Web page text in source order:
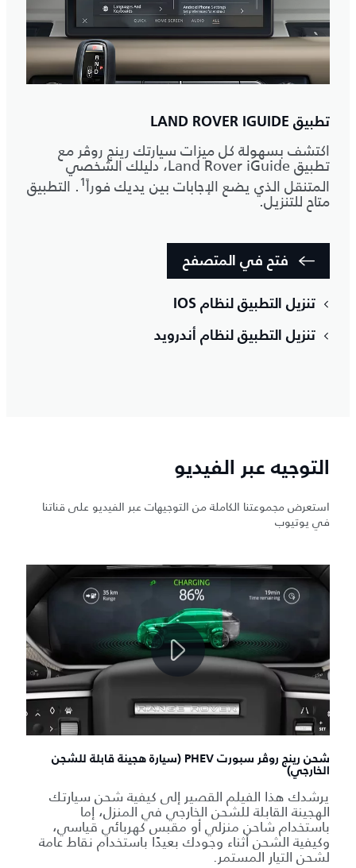
تطبيق LAND ROVER IGUIDE
اكتشف بسهولة كل ميزات سيارتك رينج روڤر مع
تطبيق Land Rover iGuide، دليلك الشخصي
المتنقل الذي يضع الإجابات بين يديك فوراً1. التطبيق
متاح للتنزيل.
فتح في المتصفح
تنزيل التطبيق لنظام IOS
تنزيل التطبيق لنظام أندرويد
التوجيه عبر الفيديو
استعرض مجموعتنا الكاملة من التوجيهات عبر الفيديو على قناتنا
في يوتيوب
شحن رينج روڤر سبورت PHEV (سيارة هجينة قابلة للشجن
الخارجي)
يرشدك هذا الفيلم القصير إلى كيفية شحن سيارتك
الهجينة القابلة للشحن الخارجي في المنزل، إما
باستخدام شاحن منزلي أو مقبس كهربائي قياسي،
وكيفية الشحن أثناء وجودك بعيدًا باستخدام نقاط عامة
لشحن التيار المستمر.